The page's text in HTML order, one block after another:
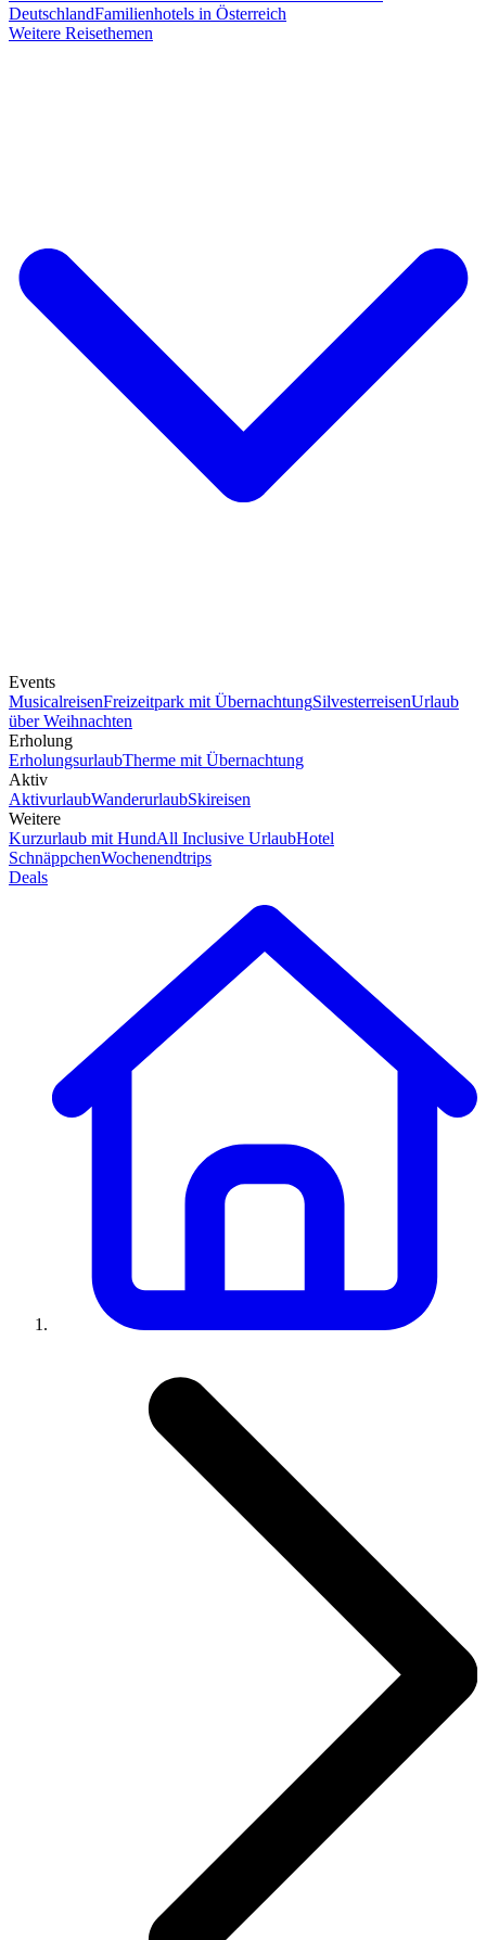
DeutschlandFamilienhotels in Österreich
Weitere Reisethemen
Events
MusicalreisenFreizeitpark mit ÜbernachtungSilvesterreisenUrlaub
über Weihnachten
Erholung
ErholungsurlaubTherme mit Übernachtung
Aktiv
AktivurlaubWanderurlaubSkireisen
Weitere
Kurzurlaub mit HundAll Inclusive UrlaubHotel
SchnäppchenWochenendtrips
Deals